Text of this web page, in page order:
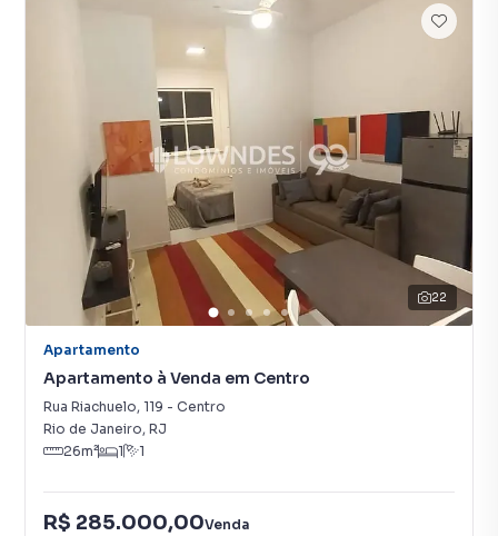
22
Apartamento
Apartamento à Venda em Centro
Rua Riachuelo, 119 - Centro
Rio de Janeiro, RJ
26m² 1 1
R$ 285.000,00Venda